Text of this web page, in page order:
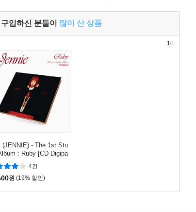
입하신 분들이 많이 산 상품
(JENNIE) - The 1st Stu
: Ruby [CD Digipa
4건
원 (19% 할인)
1/1